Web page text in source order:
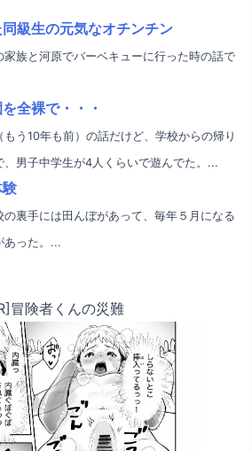
級生の元気なオチンチン
族と河原でバーベキューに行った時の話で
全裸で・・・
う10年も前）の話だけど、学校からの帰り
、男子中学生が4人くらいで遊んでた。...
裏手には田んぼがあって、毎年５月になる
あった。...
冒険者くんの災難